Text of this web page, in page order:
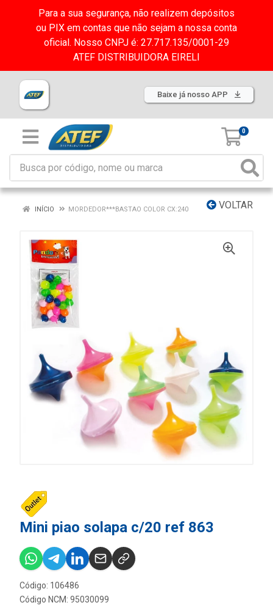
Para a sua segurança, não realizem depósitos
ou PIX em contas que não sejam a nossa conta
oficial. Nosso CNPJ é: 27.717.135/0001-29
ATEF DISTRIBUIDORA EIRELI
Baixe já nosso APP
0
VOLTAR
INÍCIO MORDEDOR***BASTAO COLOR CX:240
Mini piao solapa c/20 ref 863
Código: 106486
Código NCM: 95030099